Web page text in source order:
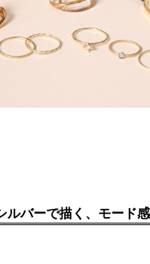
ルバーで描く、モード